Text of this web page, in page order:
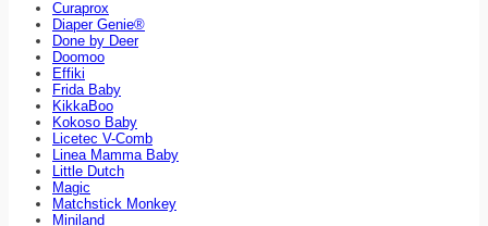
Curaprox
Diaper Genie®
Done by Deer
Doomoo
Effiki
Frida Baby
KikkaBoo
Kokoso Baby
Licetec V-Comb
Linea Mamma Baby
Little Dutch
Magic
Matchstick Monkey
Miniland